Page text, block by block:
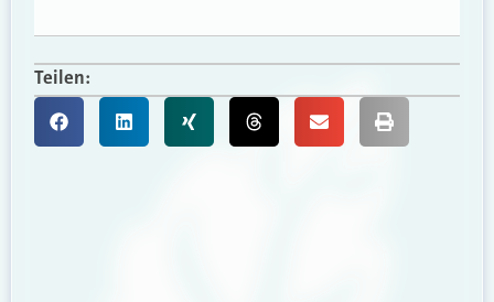
Teilen: